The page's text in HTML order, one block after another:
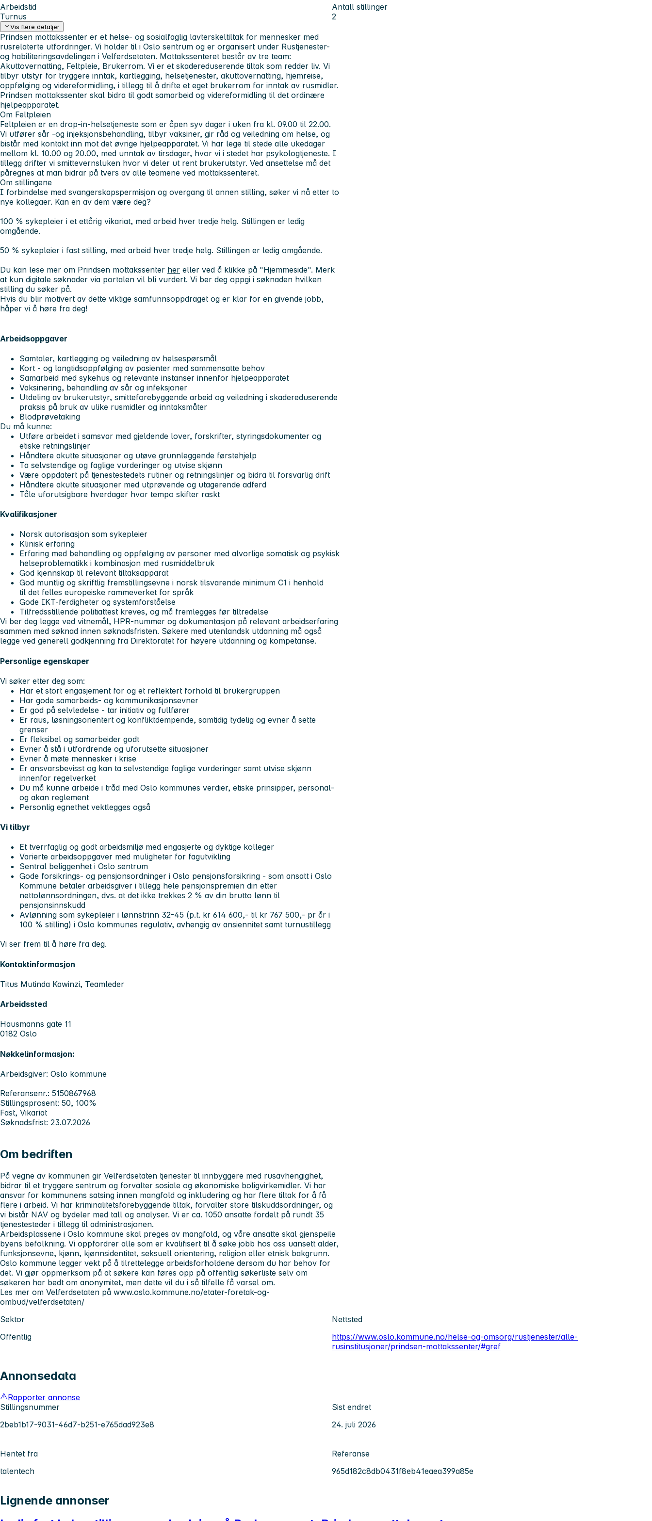
Arbeidstid
Turnus
Antall stillinger
2
Vis flere detaljer
Prindsen mottakssenter er et helse- og sosialfaglig lavterskeltiltak for mennesker med
rusrelaterte utfordringer. Vi holder til i Oslo sentrum og er organisert under Rustjenester-
og habiliteringsavdelingen i Velferdsetaten. Mottakssenteret består av tre team:
Akuttovernatting, Feltpleie, Brukerrom. Vi er et skadereduserende tiltak som redder liv. Vi
tilbyr utstyr for tryggere inntak, kartlegging, helsetjenester, akuttovernatting, hjemreise,
oppfølging og videreformidling, i tillegg til å drifte et eget brukerrom for inntak av rusmidler.
Prindsen mottakssenter skal bidra til godt samarbeid og videreformidling til det ordinære
hjelpeapparatet.
Om Feltpleien
Feltpleien er en drop-in-helsetjeneste som er åpen syv dager i uken fra kl. 09.00 til 22.00.
Vi utfører sår -og injeksjonsbehandling, tilbyr vaksiner, gir råd og veiledning om helse, og
bistår med kontakt inn mot det øvrige hjelpeapparatet. Vi har lege til stede alle ukedager
mellom kl. 10.00 og 20.00, med unntak av tirsdager, hvor vi i stedet har psykologtjeneste. I
tillegg drifter vi smittevernsluken hvor vi deler ut rent brukerutstyr. Ved ansettelse må det
påregnes at man bidrar på tvers av alle teamene ved mottakssenteret.
Om stillingene
I forbindelse med svangerskapspermisjon og overgang til annen stilling, søker vi nå etter to
nye kollegaer. Kan en av dem være deg?
100 % sykepleier i et ettårig vikariat, med arbeid hver tredje helg. Stillingen er ledig
omgående.
50 % sykepleier i fast stilling, med arbeid hver tredje helg. Stillingen er ledig omgående.
Du kan lese mer om Prindsen mottakssenter her eller ved å klikke på "Hjemmeside". Merk
at kun digitale søknader via portalen vil bli vurdert. Vi ber deg oppgi i søknaden hvilken
stilling du søker på.
Hvis du blir motivert av dette viktige samfunnsoppdraget og er klar for en givende jobb,
håper vi å høre fra deg!
Arbeidsoppgaver
Samtaler, kartlegging og veiledning av helsespørsmål
Kort - og langtidsoppfølging av pasienter med sammensatte behov
Samarbeid med sykehus og relevante instanser innenfor hjelpeapparatet
Vaksinering, behandling av sår og infeksjoner
Utdeling av brukerutstyr, smitteforebyggende arbeid og veiledning i skadereduserende
praksis på bruk av ulike rusmidler og inntaksmåter
Blodprøvetaking
Du må kunne:
Utføre arbeidet i samsvar med gjeldende lover, forskrifter, styringsdokumenter og
etiske retningslinjer
Håndtere akutte situasjoner og utøve grunnleggende førstehjelp
Ta selvstendige og faglige vurderinger og utvise skjønn
Være oppdatert på tjenestestedets rutiner og retningslinjer og bidra til forsvarlig drift
Håndtere akutte situasjoner med utprøvende og utagerende adferd
Tåle uforutsigbare hverdager hvor tempo skifter raskt
Kvalifikasjoner
Norsk autorisasjon som sykepleier
Klinisk erfaring
Erfaring med behandling og oppfølging av personer med alvorlige somatisk og psykisk
helseproblematikk i kombinasjon med rusmiddelbruk
God kjennskap til relevant tiltaksapparat
God muntlig og skriftlig fremstillingsevne i norsk tilsvarende minimum C1 i henhold
til det felles europeiske rammeverket for språk
Gode IKT-ferdigheter og systemforståelse
Tilfredsstillende politiattest kreves, og må fremlegges før tiltredelse
Vi ber deg legge ved vitnemål, HPR-nummer og dokumentasjon på relevant arbeidserfaring
sammen med søknad innen søknadsfristen. Søkere med utenlandsk utdanning må også
legge ved generell godkjenning fra Direktoratet for høyere utdanning og kompetanse.
Personlige egenskaper
Vi søker etter deg som:
Har et stort engasjement for og et reflektert forhold til brukergruppen
Har gode samarbeids- og kommunikasjonsevner
Er god på selvledelse - tar initiativ og fullfører
Er raus, løsningsorientert og konfliktdempende, samtidig tydelig og evner å sette
grenser
Er fleksibel og samarbeider godt
Evner å stå i utfordrende og uforutsette situasjoner
Evner å møte mennesker i krise
Er ansvarsbevisst og kan ta selvstendige faglige vurderinger samt utvise skjønn
innenfor regelverket
Du må kunne arbeide i tråd med Oslo kommunes verdier, etiske prinsipper, personal-
og akan reglement
Personlig egnethet vektlegges også
Vi tilbyr
Et tverrfaglig og godt arbeidsmiljø med engasjerte og dyktige kolleger
Varierte arbeidsoppgaver med muligheter for fagutvikling
Sentral beliggenhet i Oslo sentrum
Gode forsikrings- og pensjonsordninger i Oslo pensjonsforsikring - som ansatt i Oslo
Kommune betaler arbeidsgiver i tillegg hele pensjonspremien din etter
nettolønnsordningen, dvs. at det ikke trekkes 2 % av din brutto lønn til
pensjonsinnskudd
Avlønning som sykepleier i lønnstrinn 32-45 (p.t. kr 614 600,- til kr 767 500,- pr år i
100 % stilling) i Oslo kommunes regulativ, avhengig av ansiennitet samt turnustillegg
Vi ser frem til å høre fra deg.
Kontaktinformasjon
Titus Mutinda Kawinzi, Teamleder
Arbeidssted
Hausmanns gate 11
0182 Oslo
Nøkkelinformasjon:
Arbeidsgiver: Oslo kommune
Referansenr.: 5150867968
Stillingsprosent: 50, 100%
Fast, Vikariat
Søknadsfrist: 23.07.2026
Om bedriften
På vegne av kommunen gir Velferdsetaten tjenester til innbyggere med rusavhengighet,
bidrar til et tryggere sentrum og forvalter sosiale og økonomiske boligvirkemidler. Vi har
ansvar for kommunens satsing innen mangfold og inkludering og har flere tiltak for å få
flere i arbeid. Vi har kriminalitetsforebyggende tiltak, forvalter store tilskuddsordninger, og
vi bistår NAV og bydeler med tall og analyser. Vi er ca. 1050 ansatte fordelt på rundt 35
tjenestesteder i tillegg til administrasjonen.
Arbeidsplassene i Oslo kommune skal preges av mangfold, og våre ansatte skal gjenspeile
byens befolkning. Vi oppfordrer alle som er kvalifisert til å søke jobb hos oss uansett alder,
funksjonsevne, kjønn, kjønnsidentitet, seksuell orientering, religion eller etnisk bakgrunn.
Oslo kommune legger vekt på å tilrettelegge arbeidsforholdene dersom du har behov for
det. Vi gjør oppmerksom på at søkere kan føres opp på offentlig søkerliste selv om
søkeren har bedt om anonymitet, men dette vil du i så tilfelle få varsel om.
Les mer om Velferdsetaten på www.oslo.kommune.no/etater-foretak-og-
ombud/velferdsetaten/
Sektor
Offentlig
Nettsted
https://www.oslo.kommune.no/helse-og-omsorg/rustjenester/alle-
rusinstitusjoner/prindsen-mottakssenter/#gref
Annonsedata
Rapporter annonse
Stillingsnummer
2beb1b17-9031-46d7-b251-e765dad923e8
Sist endret
24. juli 2026
Hentet fra
talentech
Referanse
965d182c8db0431f8eb41eaea399a85e
Lignende annonser